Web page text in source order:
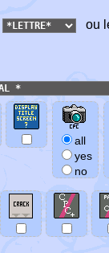
ou
all
yes
no